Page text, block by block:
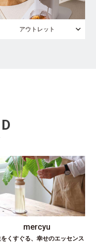
アウトレット
mercyu
くすぐる、幸せのエッセンス